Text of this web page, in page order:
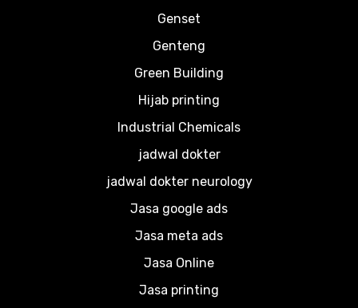
Genset
Genteng
Green Building
Hijab printing
Industrial Chemicals
jadwal dokter
jadwal dokter neurology
Jasa google ads
Jasa meta ads
Jasa Online
Jasa printing